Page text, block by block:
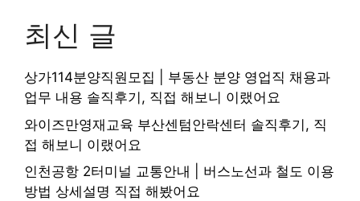
최신 글
상가114분양직원모집 | 부동산 분양 영업직 채용과
업무 내용 솔직후기, 직접 해보니 이랬어요
와이즈만영재교육 부산센텀안락센터 솔직후기, 직
접 해보니 이랬어요
인천공항 2터미널 교통안내 | 버스노선과 철도 이용
방법 상세설명 직접 해봤어요